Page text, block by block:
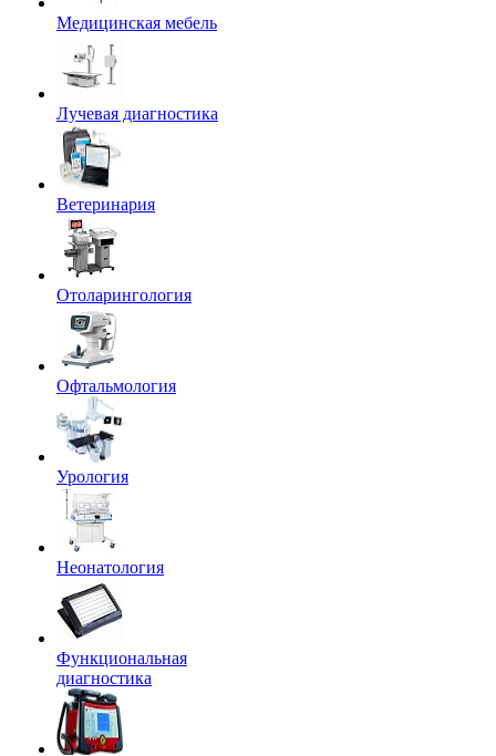
Медицинская мебель
Лучевая диагностика
Ветеринария
Отоларингология
Офтальмология
Урология
Неонатология
Функциональная
диагностика